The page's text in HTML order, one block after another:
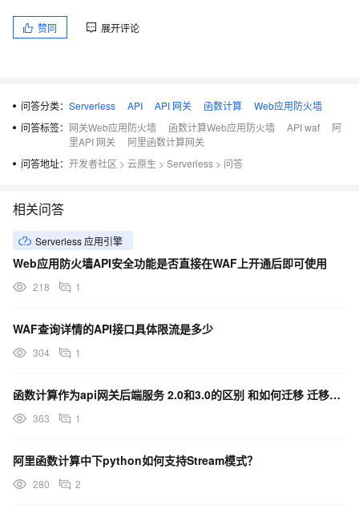
赞同 展开评论
问答分类： Serverless API API 网关 函数计算
Web应用防火墙
问答标签： 网关Web应用防火墙 函数计算Web应用防火墙 API waf
阿
里API 网关
阿里函数计算网关
问答地址： 开发者社区 > 云原生 > Serverless > 问答
相关问答
Serverless 应用引擎
Web应用防火墙API安全功能是否直接在WAF上开通后即可使用
218 1
WAF查询详情的API接口具体限流是多少
304 1
函数计算作为api网关后端服务 2.0和3.0的区别 和如何迁移 迁移的好处？
363 1
阿里函数计算中下python如何支持Stream模式？
280 2